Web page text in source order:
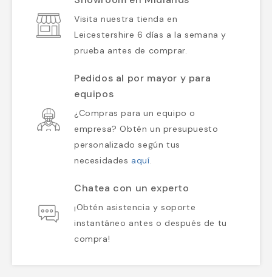
Visita nuestra tienda en
Leicestershire 6 días a la semana y
prueba antes de comprar.
Pedidos al por mayor y para
equipos
¿Compras para un equipo o
empresa? Obtén un presupuesto
personalizado según tus
necesidades aquí.
Chatea con un experto
¡Obtén asistencia y soporte
instantáneo antes o después de tu
compra!